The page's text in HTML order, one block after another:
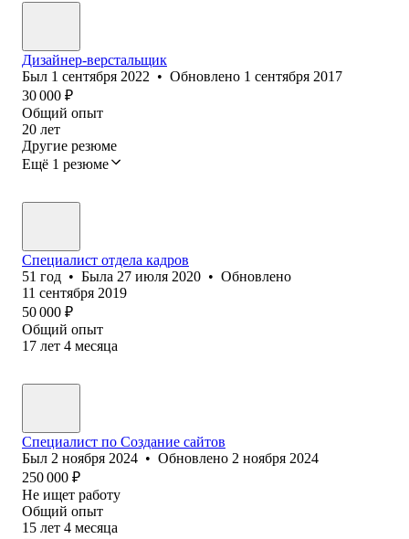
Дизайнер-верстальщик
Был 1 сентября 2022 • Обновлено 1 сентября 2017
30 000 ₽
Общий опыт
20 лет
Другие резюме
Ещё 1 резюме
Специалист отдела кадров
51 год • Была 27 июля 2020 • Обновлено
11 сентября 2019
50 000 ₽
Общий опыт
17 лет 4 месяца
Специалист по Создание сайтов
Был 2 ноября 2024 • Обновлено 2 ноября 2024
250 000 ₽
Не ищет работу
Общий опыт
15 лет 4 месяца